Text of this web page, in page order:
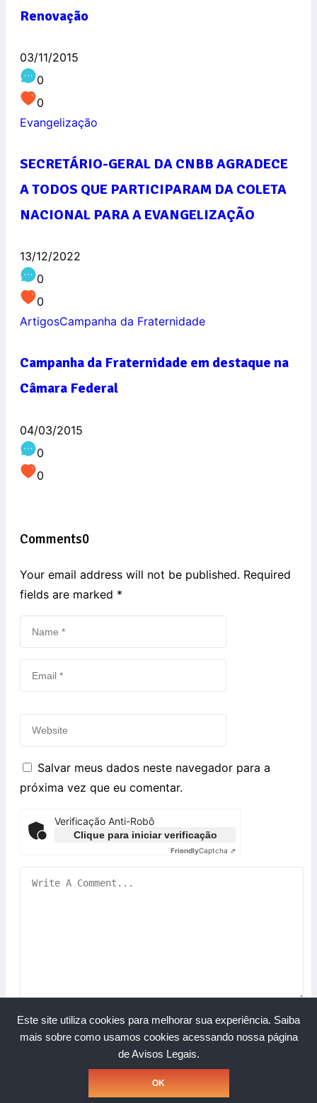
Este site utiliza cookies para melhorar sua experiência. Saiba
mais sobre como usamos cookies acessando nossa página
de Avisos Legais.
OK
Renovação
03/11/2015
0
0
Evangelização
SECRETÁRIO-GERAL DA CNBB AGRADECE
A TODOS QUE PARTICIPARAM DA COLETA
NACIONAL PARA A EVANGELIZAÇÃO
13/12/2022
0
0
ArtigosCampanha da Fraternidade
Campanha da Fraternidade em destaque na
Câmara Federal
04/03/2015
0
0
Comments0
Your email address will not be published. Required
fields are marked *
Salvar meus dados neste navegador para a
próxima vez que eu comentar.
Verificação Anti-Robô
Clique para iniciar verificação
FriendlyCaptcha ⇗